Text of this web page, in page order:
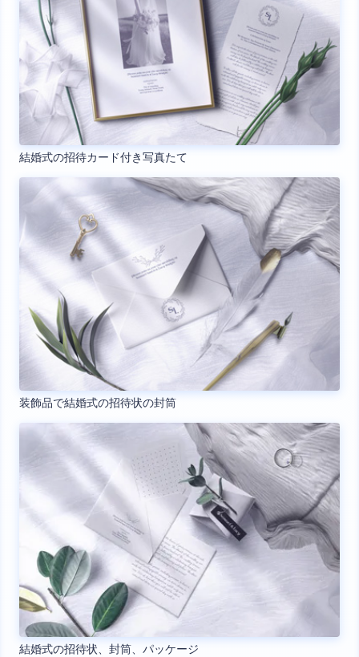
結婚式の招待カード付き写真たて
装飾品で結婚式の招待状の封筒
結婚式の招待状、封筒、パッケージ